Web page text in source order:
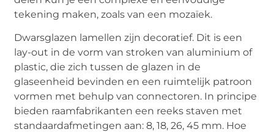
tekening maken, zoals van een mozaïek.
Dwarsglazen lamellen zijn decoratief. Dit is een
lay-out in de vorm van stroken van aluminium of
plastic, die zich tussen de glazen in de
glaseenheid bevinden en een ruimtelijk patroon
vormen met behulp van connectoren. In principe
bieden raamfabrikanten een reeks staven met
standaardafmetingen aan: 8, 18, 26, 45 mm. Hoe